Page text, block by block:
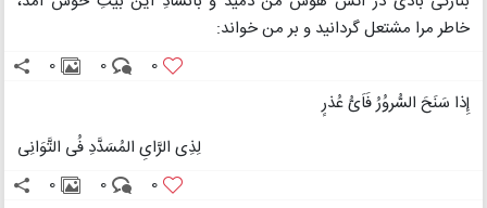
خاطر مرا مشتعل گردانید و بر من خواند:
0
0
0
إِذا سَنَحَ السُّروُرُ فَاَیُّ عُذرٍ
لِذِی الرَّایِ المُسَدَّدِ فُی التَّوَانِی
0
0
0